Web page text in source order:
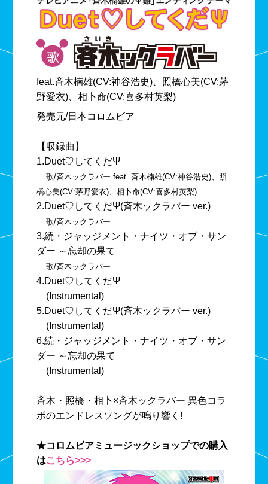
feat.斉木楠雄(CV:神谷浩史)、照橋心美(CV:茅
野愛衣)、相卜命(CV:喜多村英梨)
発売元/日本コロムビア
【収録曲】
1.Duet♡してくだΨ
歌/斉木ックラバー feat. 斉木楠雄(CV:神谷浩史)、照
橋心美(CV:茅野愛衣)、相卜命(CV:喜多村英梨)
2.Duet♡してくだΨ(斉木ックラバー ver.)
歌/斉木ックラバー
3.続・ジャッジメント・ナイツ・オブ・サン
ダー ～忘却の果て
歌/斉木ックラバー
4.Duet♡してくだΨ
(Instrumental)
5.Duet♡してくだΨ(斉木ックラバー ver.)
(Instrumental)
6.続・ジャッジメント・ナイツ・オブ・サン
ダー ～忘却の果て
(Instrumental)
斉木・照橋・相卜×斉木ックラバー 異色コラ
ボのエンドレスソングが鳴り響く!
★コロムビアミュージックショップでの購入
はこちら>>>